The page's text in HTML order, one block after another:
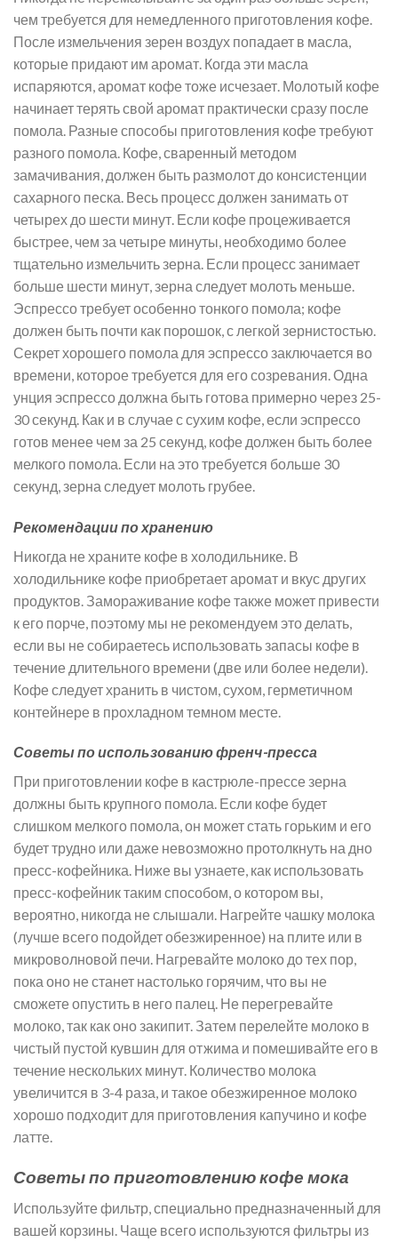
чем требуется для немедленного приготовления кофе.
После измельчения зерен воздух попадает в масла,
которые придают им аромат. Когда эти масла
испаряются, аромат кофе тоже исчезает. Молотый кофе
начинает терять свой аромат практически сразу после
помола. Разные способы приготовления кофе требуют
разного помола. Кофе, сваренный методом
замачивания, должен быть размолот до консистенции
сахарного песка. Весь процесс должен занимать от
четырех до шести минут. Если кофе процеживается
быстрее, чем за четыре минуты, необходимо более
тщательно измельчить зерна. Если процесс занимает
больше шести минут, зерна следует молоть меньше.
Эспрессо требует особенно тонкого помола; кофе
должен быть почти как порошок, с легкой зернистостью.
Секрет хорошего помола для эспрессо заключается во
времени, которое требуется для его созревания. Одна
унция эспрессо должна быть готова примерно через 25-
30 секунд. Как и в случае с сухим кофе, если эспрессо
готов менее чем за 25 секунд, кофе должен быть более
мелкого помола. Если на это требуется больше 30
секунд, зерна следует молоть грубее.
Рекомендации по хранению
Никогда не храните кофе в холодильнике. В
холодильнике кофе приобретает аромат и вкус других
продуктов. Замораживание кофе также может привести
к его порче, поэтому мы не рекомендуем это делать,
если вы не собираетесь использовать запасы кофе в
течение длительного времени (две или более недели).
Кофе следует хранить в чистом, сухом, герметичном
контейнере в прохладном темном месте.
Советы по использованию френч-пресса
При приготовлении кофе в кастрюле-прессе зерна
должны быть крупного помола. Если кофе будет
слишком мелкого помола, он может стать горьким и его
будет трудно или даже невозможно протолкнуть на дно
пресс-кофейника. Ниже вы узнаете, как использовать
пресс-кофейник таким способом, о котором вы,
вероятно, никогда не слышали. Нагрейте чашку молока
(лучше всего подойдет обезжиренное) на плите или в
микроволновой печи. Нагревайте молоко до тех пор,
пока оно не станет настолько горячим, что вы не
сможете опустить в него палец. Не перегревайте
молоко, так как оно закипит. Затем перелейте молоко в
чистый пустой кувшин для отжима и помешивайте его в
течение нескольких минут. Количество молока
увеличится в 3-4 раза, и такое обезжиренное молоко
хорошо подходит для приготовления капучино и кофе
латте.
Советы по приготовлению кофе мока
Используйте фильтр, специально предназначенный для
вашей корзины. Чаще всего используются фильтры из